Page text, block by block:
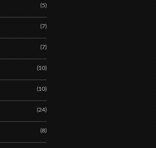
(5)
(7)
(7)
(10)
(10)
(24)
(8)